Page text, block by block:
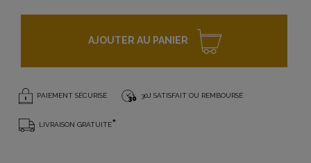
AJOUTER AU PANIER
PAIEMENT SÉCURISÉ 30J SATISFAIT OU REMBOURSÉ
LIVRAISON GRATUITE*